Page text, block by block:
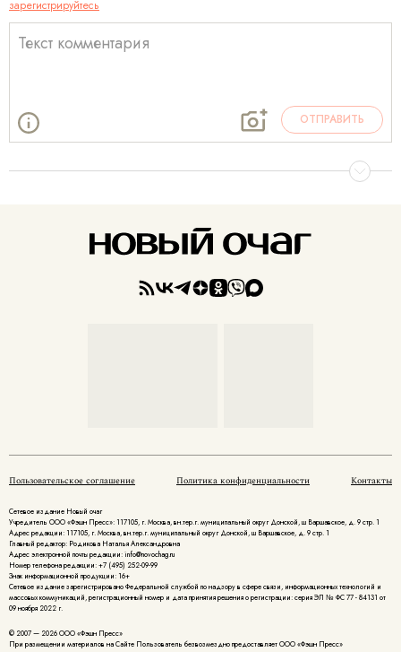
зарегистрируйтесь
ОТПРАВИТЬ
Пользовательское соглашение Политика конфиденциальности Контакты
Сетевое издание Новый очаг
Учредитель ООО «Фэшн Пресс»: 117105, г. Москва, вн.тер.г. муниципальный округ Донской, ш Варшавское, д. 9 стр. 1
Адрес редакции: 117105, г. Москва, вн.тер.г. муниципальный округ Донской, ш Варшавское, д. 9 стр. 1
Главный редактор: Родикова Наталья Александровна
Адрес электронной почты редакции: info@novochag.ru
Номер телефона редакции: +7 (495) 252-09-99
Знак информационной продукции: 16+
Cетевое издание зарегистрировано Федеральной службой по надзору в сфере связи, информационных технологий и
массовых коммуникаций, регистрационный номер и дата принятия решения о регистрации: серия ЭЛ № ФС 77 - 84131 от
09 ноября 2022 г.
© 2007 — 2026 ООО «Фэшн Пресс»
При размещении материалов на Сайте Пользователь безвозмездно предоставляет ООО «Фэшн Пресс»